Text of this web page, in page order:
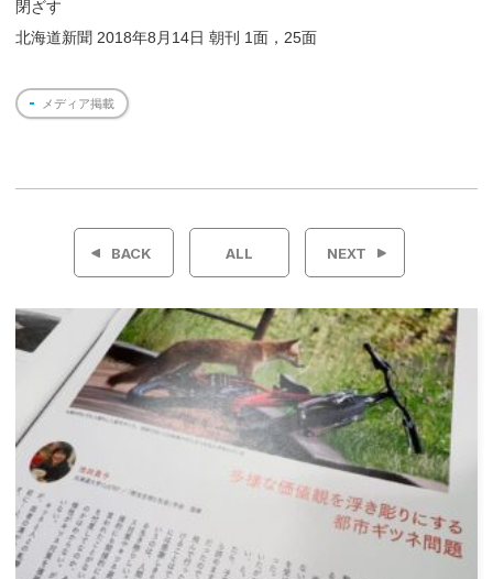
閉ざす
北海道新聞 2018年8月14日 朝刊 1面，25面
メディア掲載
投
ビ
ー
シ
ョ
ン
BACK ALL NEXT